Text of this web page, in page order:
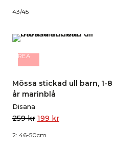
43/45
REA
Mössa stickad ull barn, 1-8
år marinblå
Disana
259kr 199 kr
2: 46-50cm